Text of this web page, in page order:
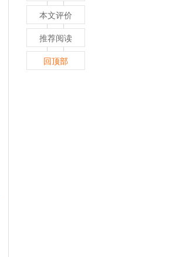
本文评价
推荐阅读
回顶部